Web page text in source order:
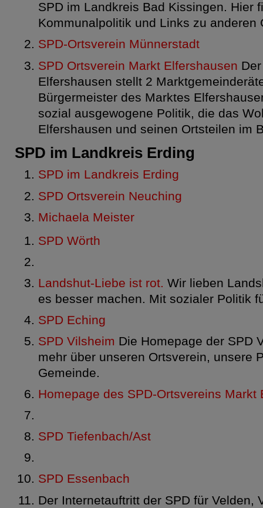
SPD im Landkreis Bad Kissingen. Hier
Kommunalpolitik und Links zu anderen
SPD-Ortsverein Münnerstadt
SPD Ortsverein Markt Elfershausen
Elfershausen stellt 2
Bürgermeister des Marktes
sozial ausgewogene Politik, die das
Elfershausen und seinen Ortsteilen im
SPD im Landkreis Erding
SPD im Landkreis Erding
SPD Ortsverein Neuching
Michaela Meister
SPD Wörth
Landshut-Liebe ist rot. Wir lieben
es besser machen. Mit sozialer Politik
SPD Eching
SPD Vilsheim Die Homepage der SPD
mehr über unseren Ortsverein, unsere
Gemeinde.
Homepage des SPD-Ortsvereins Markt
SPD Tiefenbach/Ast
SPD Essenbach
Der Internetauftritt der SPD für Velden,